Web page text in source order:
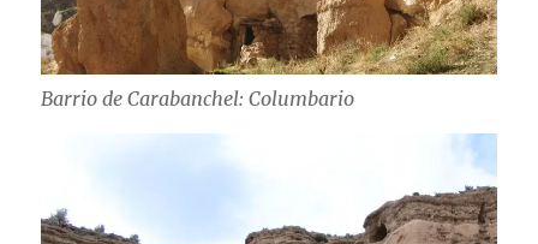
Barrio de Carabanchel: Columbario